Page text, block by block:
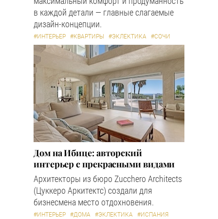
в каждой детали — главные слагаемые
дизайн-концепции.
#ИНТЕРЬЕР #КВАРТИРЫ #ЭКЛЕКТИКА #СОЧИ
Дом на Ибице: авторский
интерьер с прекрасными видами
Архитекторы из бюро Zucchero Architects
(Цуккеро Аркитектс) создали для
бизнесмена место отдохновения.
#ИНТЕРЬЕР #ДОМА #ЭКЛЕКТИКА #ИСПАНИЯ